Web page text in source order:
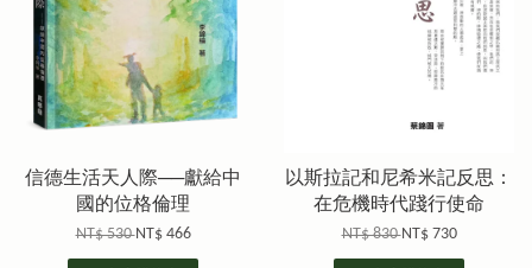
信德生活天人際──獻給中
國的位格倫理
NT$ 530NT$ 466
以斯拉記和尼希米記反思：
在危機時代踐行使命
NT$ 830NT$ 730